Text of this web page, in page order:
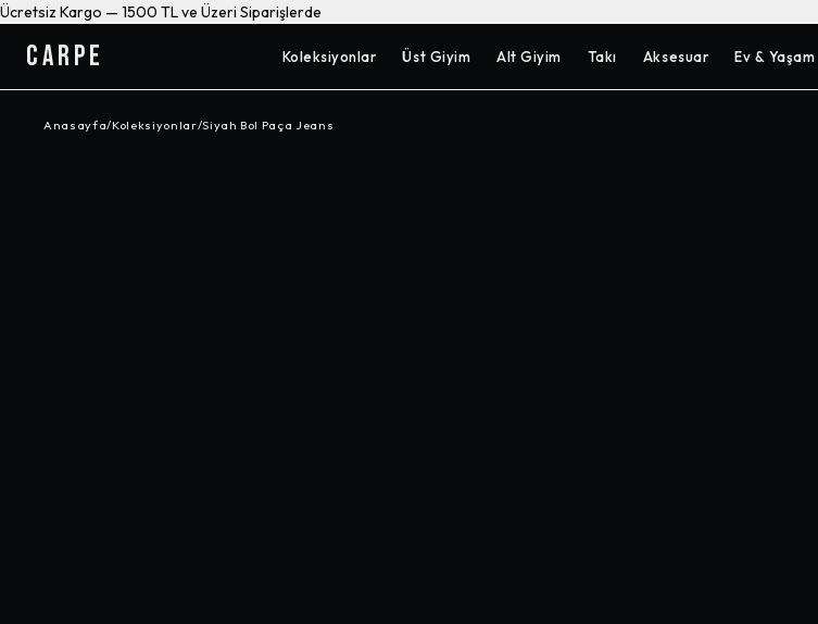
Ücretsiz Kargo — 1500 TL ve Üzeri Siparişlerde
CARPE Koleksiyonlar Üst Giyim Alt Giyim Takı Aksesuar Ev & Yaşam
Anasayfa/Koleksiyonlar/Siyah Bol Paça Jeans